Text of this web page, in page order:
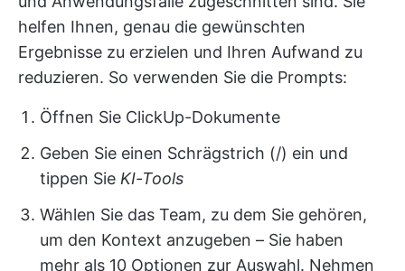
helfen Ihnen, genau die gewünschten
Ergebnisse zu erzielen und Ihren Aufwand zu
reduzieren. So verwenden Sie die Prompts:
Öffnen Sie ClickUp-Dokumente
Geben Sie einen Schrägstrich (/) ein und
tippen Sie KI-Tools
Wählen Sie das Team, zu dem Sie gehören,
um den Kontext anzugeben – Sie haben
mehr als 10 Optionen zur Auswahl. Nehmen